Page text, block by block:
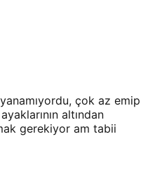
çok az emip
altından
gerekiyor am tabii